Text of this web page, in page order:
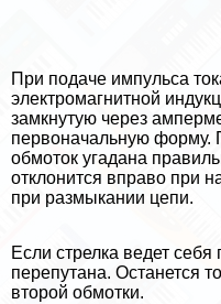
При подаче импульса
электромагнитной
замкнутую через
первоначальную форму.
обмоток угадана
отклонится вправо при
при размыкании цепи.
Если стрелка ведет себя
перепyтaна. Останется
второй обмотки.